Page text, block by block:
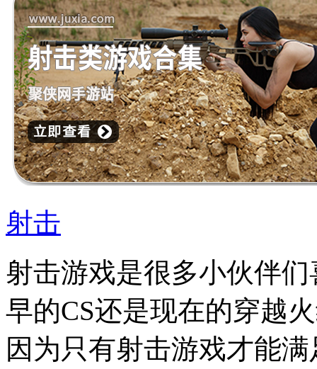
射击
射击游戏是很多小伙伴
早的CS还是现在的穿越
因为只有射击游戏才能